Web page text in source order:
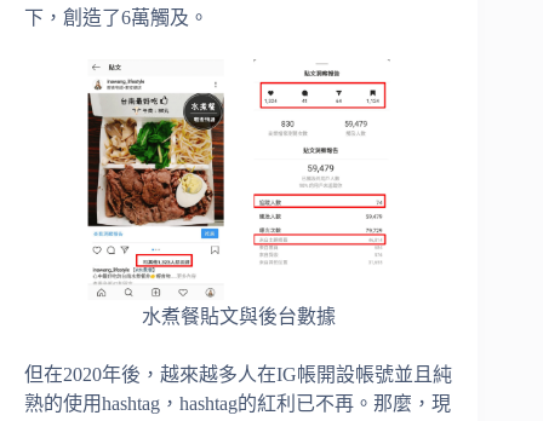
下，創造了6萬觸及。
水煮餐貼文與後台數據
但在2020年後，越來越多人在IG帳開設帳號並且純
熟的使用hashtag，hashtag的紅利已不再。那麼，現